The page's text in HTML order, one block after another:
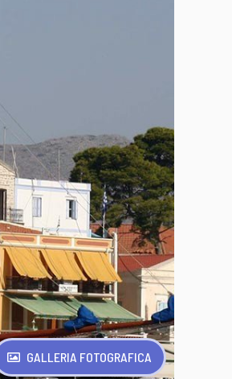
GALLERIA FOTOGRAFICA